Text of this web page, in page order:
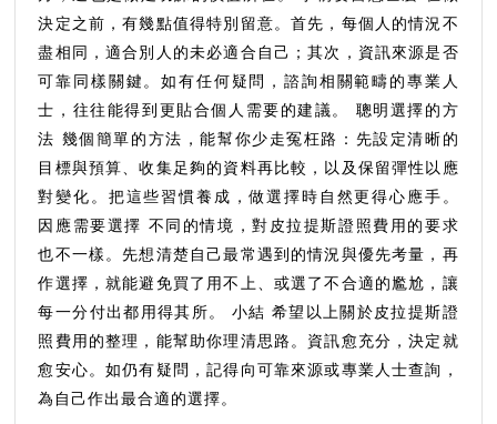
決定之前，有幾點值得特別留意。首先，每個人的情況不
盡相同，適合別人的未必適合自己；其次，資訊來源是否
可靠同樣關鍵。如有任何疑問，諮詢相關範疇的專業人
士，往往能得到更貼合個人需要的建議。 聰明選擇的方
法 幾個簡單的方法，能幫你少走冤枉路：先設定清晰的
目標與預算、收集足夠的資料再比較，以及保留彈性以應
對變化。把這些習慣養成，做選擇時自然更得心應手。
因應需要選擇 不同的情境，對皮拉提斯證照費用的要求
也不一樣。先想清楚自己最常遇到的情況與優先考量，再
作選擇，就能避免買了用不上、或選了不合適的尷尬，讓
每一分付出都用得其所。 小結 希望以上關於皮拉提斯證
照費用的整理，能幫助你理清思路。資訊愈充分，決定就
愈安心。如仍有疑問，記得向可靠來源或專業人士查詢，
為自己作出最合適的選擇。